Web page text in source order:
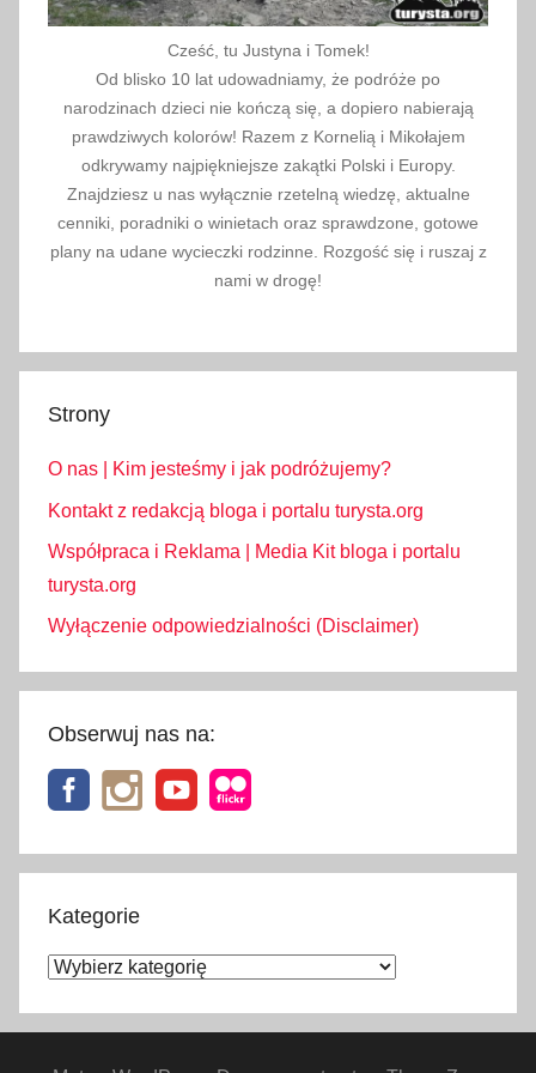
Cześć, tu Justyna i Tomek!
Od blisko 10 lat udowadniamy, że podróże po
narodzinach dzieci nie kończą się, a dopiero nabierają
prawdziwych kolorów! Razem z Kornelią i Mikołajem
odkrywamy najpiękniejsze zakątki Polski i Europy.
Znajdziesz u nas wyłącznie rzetelną wiedzę, aktualne
cenniki, poradniki o winietach oraz sprawdzone, gotowe
plany na udane wycieczki rodzinne. Rozgość się i ruszaj z
nami w drogę!
Strony
O nas | Kim jesteśmy i jak podróżujemy?
Kontakt z redakcją bloga i portalu turysta.org
Współpraca i Reklama | Media Kit bloga i portalu
turysta.org
Wyłączenie odpowiedzialności (Disclaimer)
Obserwuj nas na:
Kategorie
Kategorie